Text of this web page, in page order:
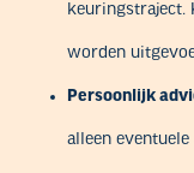
keuringstraject.
worden
Persoonlijk
alleen